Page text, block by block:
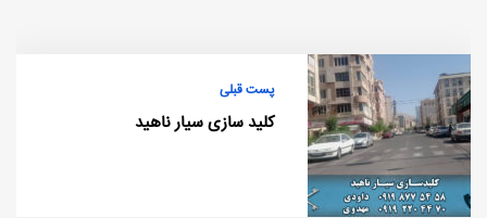
پست قبلی
کلید سازی سیار ناهید